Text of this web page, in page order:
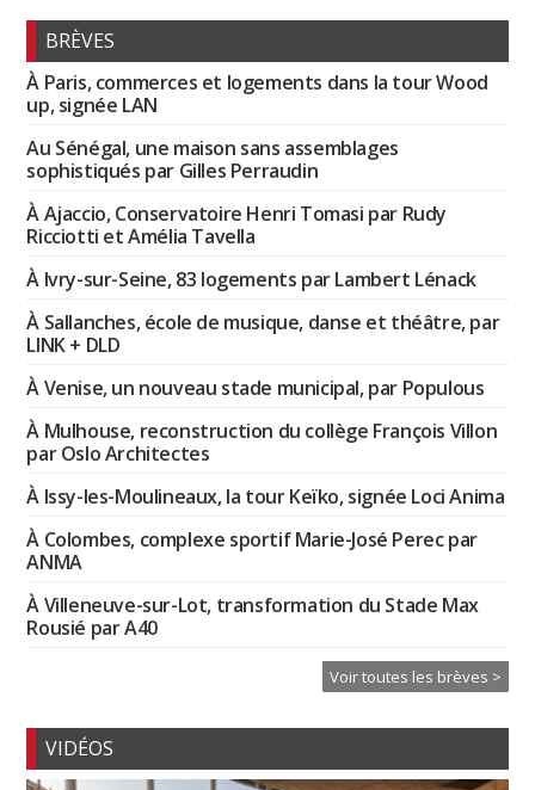
BRÈVES
À Paris, commerces et logements dans la tour Wood
up, signée LAN
Au Sénégal, une maison sans assemblages
sophistiqués par Gilles Perraudin
À Ajaccio, Conservatoire Henri Tomasi par Rudy
Ricciotti et Amélia Tavella
À Ivry-sur-Seine, 83 logements par Lambert Lénack
À Sallanches, école de musique, danse et théâtre, par
LINK + DLD
À Venise, un nouveau stade municipal, par Populous
À Mulhouse, reconstruction du collège François Villon
par Oslo Architectes
À Issy-les-Moulineaux, la tour Keïko, signée Loci Anima
À Colombes, complexe sportif Marie-José Perec par
ANMA
À Villeneuve-sur-Lot, transformation du Stade Max
Rousié par A40
Voir toutes les brèves >
VIDÉOS